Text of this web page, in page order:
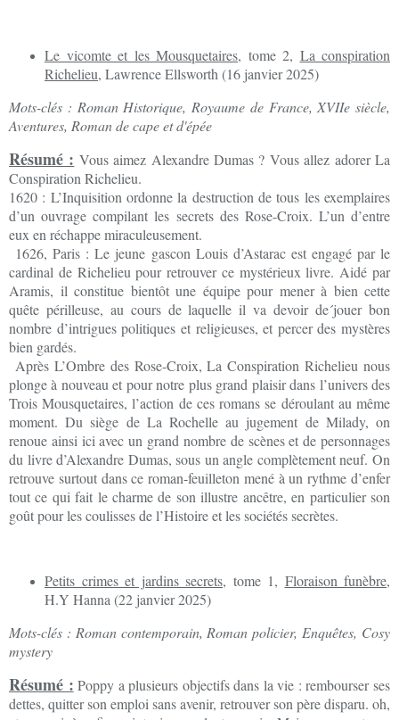
Le vicomte et les Mousquetaires, tome 2, La conspiration
Richelieu, Lawrence Ellsworth (16 janvier 2025)
Mots-clés : Roman Historique, Royaume de France, XVIIe siècle,
Aventures, Roman de cape et d'épée
Résumé : Vous aimez Alexandre Dumas ? Vous allez adorer La
Conspiration Richelieu.
1620 : L’Inquisition ordonne la destruction de tous les exemplaires
d’un ouvrage compilant les secrets des Rose-Croix. L’un d’entre
eux en réchappe miraculeusement.
1626, Paris : Le jeune gascon Louis d’Astarac est engagé par le
cardinal de Richelieu pour retrouver ce mystérieux livre. Aidé par
Aramis, il constitue bientôt une équipe pour mener à bien cette
quête périlleuse, au cours de laquelle il va devoir de´jouer bon
nombre d’intrigues politiques et religieuses, et percer des mystères
bien gardés.
Après L’Ombre des Rose-Croix, La Conspiration Richelieu nous
plonge à nouveau et pour notre plus grand plaisir dans l’univers des
Trois Mousquetaires, l’action de ces romans se déroulant au même
moment. Du siège de La Rochelle au jugement de Milady, on
renoue ainsi ici avec un grand nombre de scènes et de personnages
du livre d’Alexandre Dumas, sous un angle complètement neuf. On
retrouve surtout dans ce roman-feuilleton mené à un rythme d’enfer
tout ce qui fait le charme de son illustre ancêtre, en particulier son
goût pour les coulisses de l’Histoire et les sociétés secrètes.
Petits crimes et jardins secrets, tome 1, Floraison funèbre,
H.Y Hanna (22 janvier 2025)
Mots-clés : Roman contemporain, Roman policier, Enquêtes, Cosy
mystery
Résumé : Poppy a plusieurs objectifs dans la vie : rembourser ses
dettes, quitter son emploi sans avenir, retrouver son père disparu. oh,